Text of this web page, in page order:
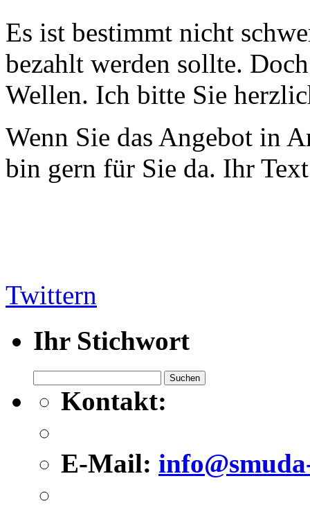
Es ist bestimmt nicht
bezahlt werden sollte.
Wellen. Ich bitte Sie
Wenn Sie das Angebot in
bin gern für Sie da. Ihr
Twittern
Ihr Stichwort
nach: Kontakt:
E-Mail: